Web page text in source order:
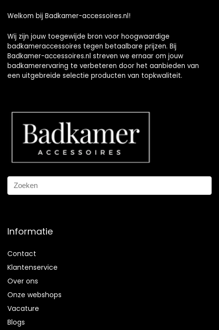
Welkom bij Badkamer-accessoires.nl!
Wij zijn jouw toegewijde bron voor hoogwaardige
badkameraccessoires tegen betaalbare prijzen. Bij
Badkamer-accessoires.nl streven we ernaar om jouw
badkamerervaring te verbeteren door het aanbieden van
een uitgebreide selectie producten van topkwaliteit.
Informatie
Contact
Klantenservice
Over ons
Onze webshops
Vacature
Blogs